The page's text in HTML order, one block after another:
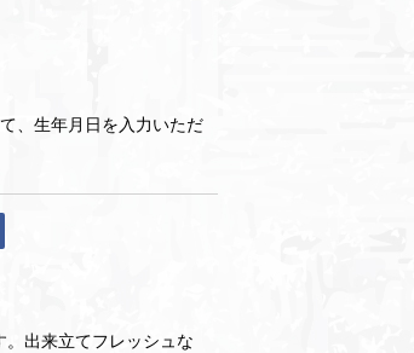
、生年月日を入力いただ
出来立てフレッシュな